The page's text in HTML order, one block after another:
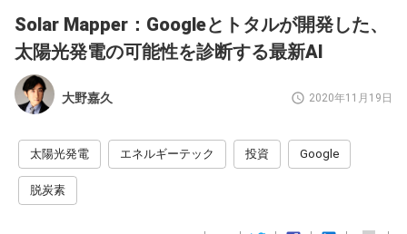
Solar Mapper：Googleとトタルが開発した、
太陽光発電の可能性を診断する最新AI
大野嘉久 2020年11月19日
太陽光発電 エネルギーテック 投資 Google
脱炭素